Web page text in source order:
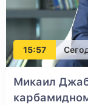
15:57
Микаил